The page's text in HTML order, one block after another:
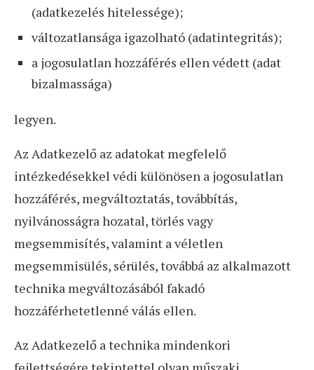
(adatkezelés hitelessége);
változatlansága igazolható (adatintegritás);
a jogosulatlan hozzáférés ellen védett (adat
bizalmassága)
legyen.
Az Adatkezelő az adatokat megfelelő
intézkedésekkel védi különösen a jogosulatlan
hozzáférés, megváltoztatás, továbbítás,
nyilvánosságra hozatal, törlés vagy
megsemmisítés, valamint a véletlen
megsemmisülés, sérülés, továbbá az alkalmazott
technika megváltozásából fakadó
hozzáférhetetlenné válás ellen.
Az Adatkezelő a technika mindenkori